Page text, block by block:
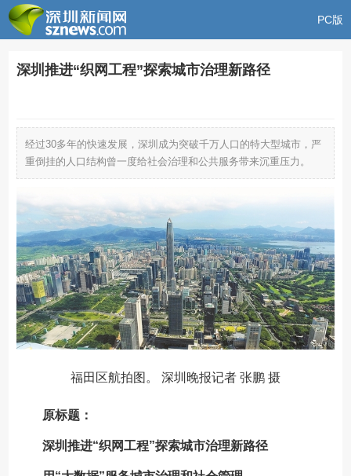
PC版
深圳推进“织网工程”探索城市治理新路径
经过30多年的快速发展，深圳成为突破千万人口的特大型城市，严
重倒挂的人口结构曾一度给社会治理和公共服务带来沉重压力。
福田区航拍图。 深圳晚报记者 张鹏 摄
原标题：
深圳推进“织网工程”探索城市治理新路径